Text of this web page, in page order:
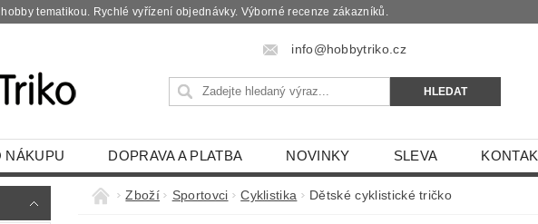
tematikou. Rychlé vyřízení objednávky. Výborné recenze zákazníků.
info@hobbytriko.cz
NÁKUPU DOPRAVA A PLATBA NOVINKY SLEVA
Zboží Sportovci Cyklistika Dětské cyklistické tričko